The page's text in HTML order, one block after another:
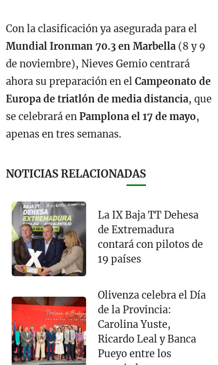
Con la clasificación ya asegurada para el
Mundial Ironman 70.3 en Marbella (8 y 9
de noviembre), Nieves Gemio centrará
ahora su preparación en el Campeonato de
Europa de triatlón de media distancia, que
se celebrará en Pamplona el 17 de mayo,
apenas en tres semanas.
NOTICIAS RELACIONADAS
La IX Baja TT Dehesa
de Extremadura
contará con pilotos de
19 países
Olivenza celebra el Día
de la Provincia:
Carolina Yuste,
Ricardo Leal y Banca
Pueyo entre los